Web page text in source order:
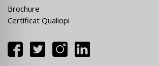
Brochure
Certificat Qualiopi